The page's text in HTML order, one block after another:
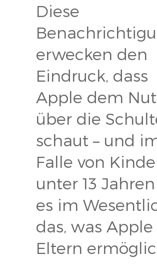
Diese
erwecken den
Eindruck, dass
Apple dem
über die
schaut – und
Falle von
unter 13
es im
das, was
Eltern